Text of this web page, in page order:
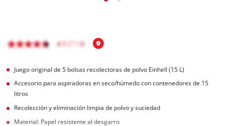
Juego original de 5 bolsas recolectoras de polvo Einhell (15 L)
Accesorio para aspiradoras en seco/húmedo con contenedores de 15
litros
Recolección y eliminación limpia de polvo y suciedad
Material: Papel resistente al desgarro